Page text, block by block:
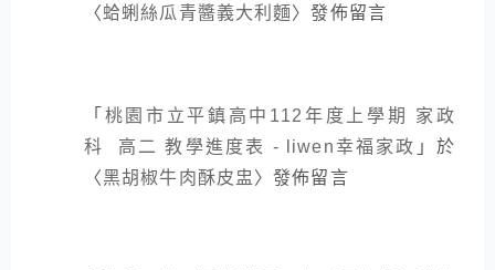
〈蛤蜊絲瓜青醬義大利麵〉發佈留言
「 桃園市立平鎮高中112年度上學期 家政
科 高二 教學進度表 - liwen幸福家政 」於
〈黑胡椒牛肉酥皮盅 〉發佈留言